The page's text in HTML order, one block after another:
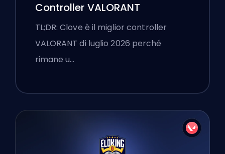
Controller VALORANT
TL;DR: Clove è il miglior controller
VALORANT di luglio 2026 perché
rimane u…